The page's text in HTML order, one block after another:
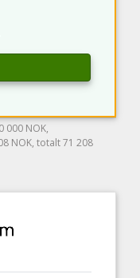
000 NOK,
NOK, totalt 71 208